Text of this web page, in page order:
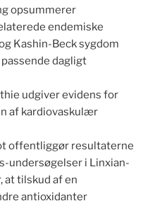
opsummerer
endemiske
Kashin-Beck sygdom
dagligt
udgiver evidens for
af kardiovaskulær
offentliggør resultaterne
i Linxian-
at tilskud af en
antioxidanter